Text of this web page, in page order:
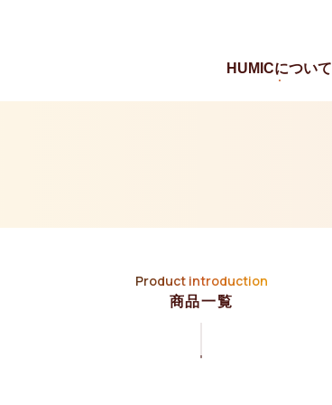
HUMICについて
Product introduction
商品一覧